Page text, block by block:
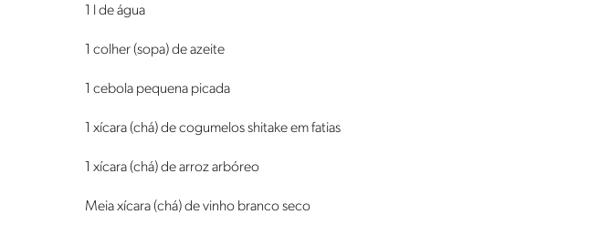
1 l de água
1 colher (sopa) de azeite
1 cebola pequena picada
1 xícara (chá) de cogumelos shitake em fatias
1 xícara (chá) de arroz arbóreo
Meia xícara (chá) de vinho branco seco